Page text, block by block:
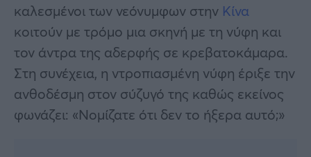
καλεσμένοι των νεόνυμφων στην Κίνα
κοιτούν με τρόμο μια σκηνή με τη νύφη και
τον άντρα της αδερφής σε κρεβατοκάμαρα.
Στη συνέχεια, η ντροπιασμένη νύφη έριξε την
ανθοδέσμη στον σύζυγό της καθώς εκείνος
φωνάζει: «Νομίζατε ότι δεν το ήξερα αυτό;»